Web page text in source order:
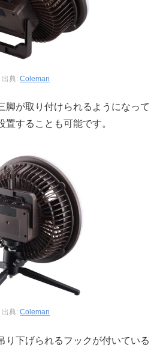
出典: Coleman
脚が取り付けられるようになって
することも可能です。
出典: Coleman
り下げられるフックが付いている